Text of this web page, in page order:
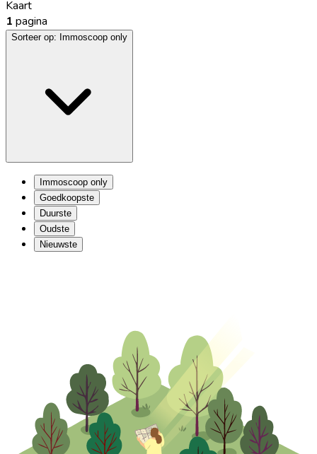
Kaart
1 pagina
Sorteer op: Immoscoop only
Immoscoop only
Goedkoopste
Duurste
Oudste
Nieuwste